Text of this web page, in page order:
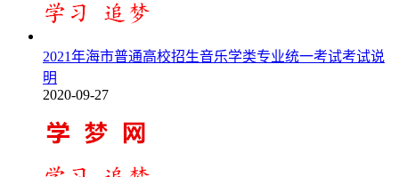
2021年海市普通高校招生音乐学类专业统一考试考试说
明
2020-09-27